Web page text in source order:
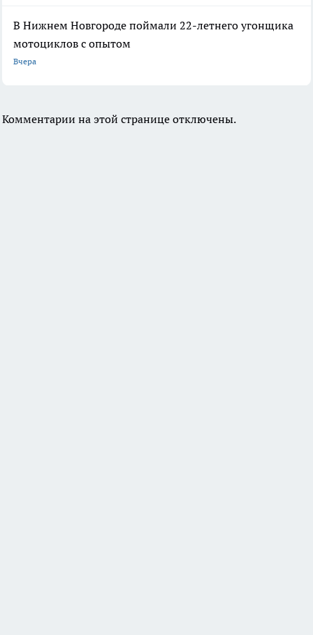
В Нижнем Новгороде поймали 22-летнего угонщика
мотоциклов с опытом
Вчера
Комментарии на этой странице отключены.